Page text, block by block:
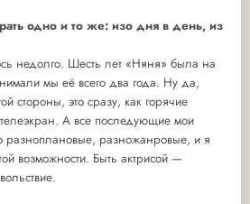
одно и то же: изо дня в день, из
недолго. Шесть лет «Няня» была на
мы её всего два года. Ну да,
стороны, это сразу, как горячие
А все последующие мои
разножанровые, и я
возможности. Быть актрисой —